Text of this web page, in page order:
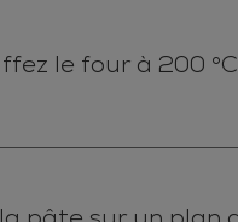
le four à 200